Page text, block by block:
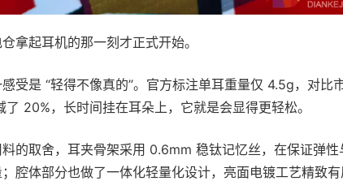
拿起耳机的那一刻才正式开始。
受是 “轻得不像真的”。官方标注单耳重量仅 4.5g，对比
20%，长时间挂在耳朵上，它就是会显得更轻松。
的取舍，耳夹骨架采用 0.6mm 稳钛记忆丝，在保证弹性
腔体部分也做了一体化轻量化设计，亮面电镀工艺精致